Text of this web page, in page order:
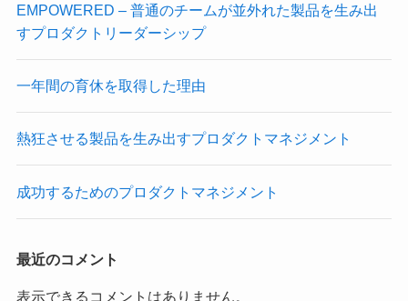
EMPOWERED – 普通のチームが並外れた製品を生み出
すプロダクトリーダーシップ
一年間の育休を取得した理由
熱狂させる製品を生み出すプロダクトマネジメント
成功するためのプロダクトマネジメント
最近のコメント
表示できるコメントはありません。